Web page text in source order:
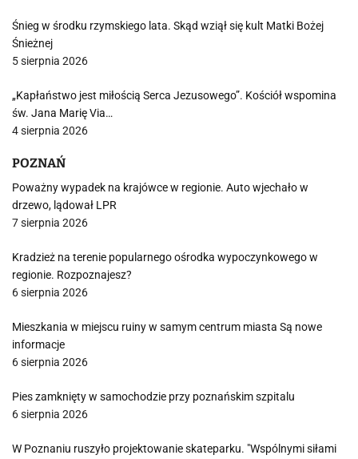
Śnieg w środku rzymskiego lata. Skąd wziął się kult Matki Bożej
Śnieżnej
5 sierpnia 2026
„Kapłaństwo jest miłością Serca Jezusowego”. Kościół wspomina
św. Jana Marię Via…
4 sierpnia 2026
POZNAŃ
Poważny wypadek na krajówce w regionie. Auto wjechało w
drzewo, lądował LPR
7 sierpnia 2026
Kradzież na terenie popularnego ośrodka wypoczynkowego w
regionie. Rozpoznajesz?
6 sierpnia 2026
Mieszkania w miejscu ruiny w samym centrum miasta Są nowe
informacje
6 sierpnia 2026
Pies zamknięty w samochodzie przy poznańskim szpitalu
6 sierpnia 2026
W Poznaniu ruszyło projektowanie skateparku. "Wspólnymi siłami